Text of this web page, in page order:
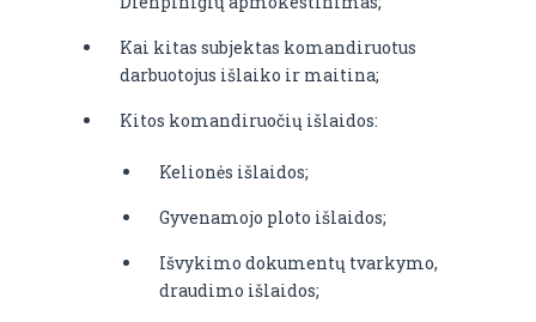
Kai kitas subjektas komandiruotus
darbuotojus išlaiko ir maitina;
Kitos komandiruočių išlaidos:
Kelionės išlaidos;
Gyvenamojo ploto išlaidos;
Išvykimo dokumentų tvarkymo,
draudimo išlaidos;